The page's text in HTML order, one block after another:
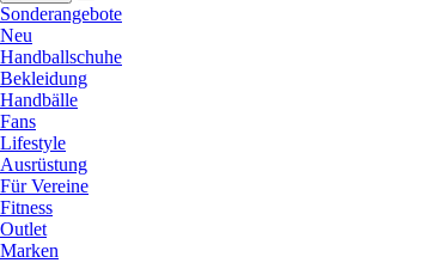
Sonderangebote
Neu
Handballschuhe
Bekleidung
Handbälle
Fans
Lifestyle
Ausrüstung
Für Vereine
Fitness
Outlet
Marken